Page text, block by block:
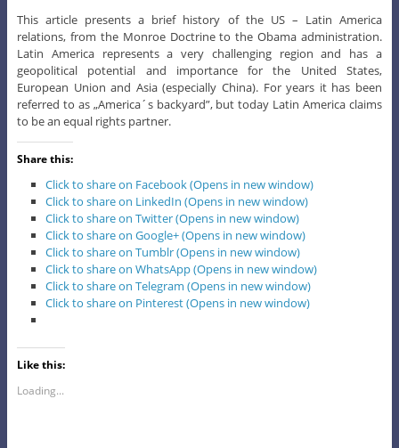
This article presents a brief history of the US – Latin America
relations, from the Monroe Doctrine to the Obama administration.
Latin America represents a very challenging region and has a
geopolitical potential and importance for the United States,
European Union and Asia (especially China). For years it has been
referred to as „America´s backyard”, but today Latin America claims
to be an equal rights partner.
Share this:
Click to share on Facebook (Opens in new window)
Click to share on LinkedIn (Opens in new window)
Click to share on Twitter (Opens in new window)
Click to share on Google+ (Opens in new window)
Click to share on Tumblr (Opens in new window)
Click to share on WhatsApp (Opens in new window)
Click to share on Telegram (Opens in new window)
Click to share on Pinterest (Opens in new window)
Like this:
Loading...